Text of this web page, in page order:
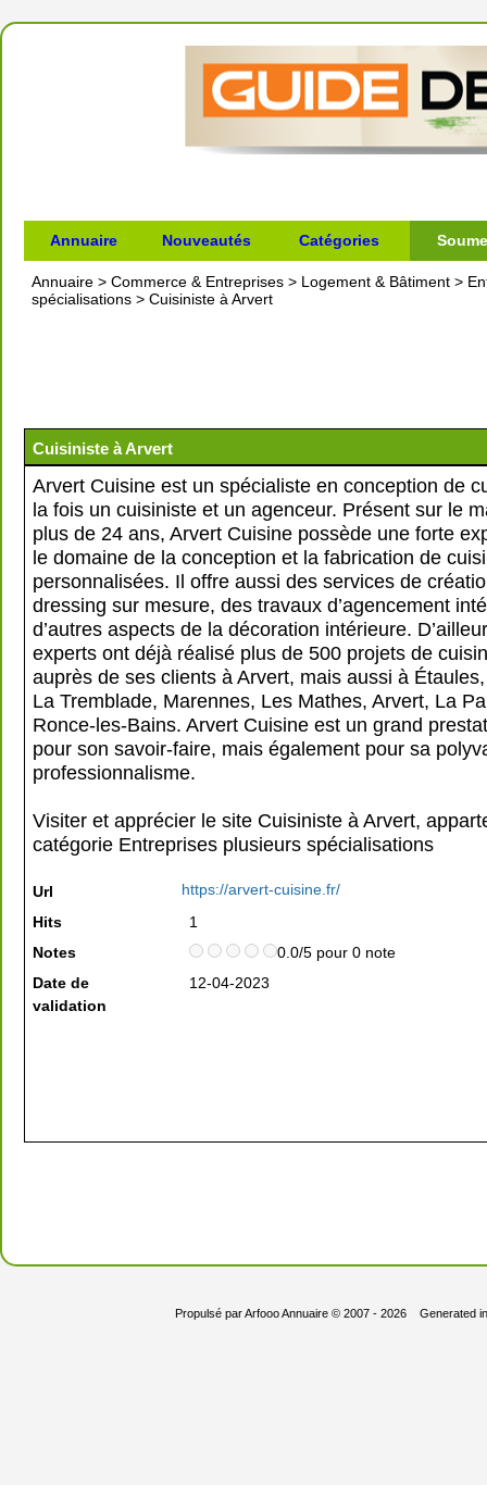
Annuaire Nouveautés Catégories
Annuaire > Commerce & Entreprises > Logement & Bâtiment >
spécialisations > Cuisiniste à Arvert
Cuisiniste à Arvert
Arvert Cuisine est un spécialiste en conception de
la fois un cuisiniste et un agenceur. Présent sur le
plus de 24 ans, Arvert Cuisine possède une forte
le domaine de la conception et la fabrication de
personnalisées. Il offre aussi des services de
dressing sur mesure, des travaux d’agencement
d’autres aspects de la décoration intérieure.
experts ont déjà réalisé plus de 500 projets de
auprès de ses clients à Arvert, mais aussi à
La Tremblade, Marennes, Les Mathes, Arvert, La
Ronce-les-Bains. Arvert Cuisine est un grand
pour son savoir-faire, mais également pour sa
professionnalisme.
Visiter et apprécier le site Cuisiniste à Arvert,
catégorie Entreprises plusieurs spécialisations
Url
https://arvert-cuisine.fr/
Hits
1
Notes
0.0/5 pour 0 note
Date de
validation
12-04-2023
Propulsé parArfooo Annuaire© 2007 - 2026 Generated